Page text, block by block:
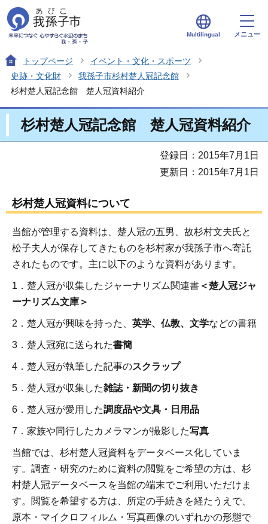
Multilingual メニュー
トップページ
イベント・文化・スポーツ
史跡・文化財
我孫子市杉村楚人冠記念館
杉村楚人冠記念館 楚人冠資料紹介
杉村楚人冠記念館 楚人冠資料紹介
登録日：2015年7月1日
更新日：2015年7月1日
杉村楚人冠資料について
当館が管理する資料は、楚人冠の五男、故杉村文夫氏と
松子夫人が保存してきたものを杉村家が我孫子市へ寄託
されたものです。主に以下のような資料があります。
1．楚人冠が収集したジャーナリズム関連書 ＜楚人冠ジャ
ーナリズム文庫＞
2．楚人冠が興味を持った、 英学、仏教、文学などの書籍
3．楚人冠宛に送られた書簡
4．楚人冠が執筆した記事のスクラップ
5．楚人冠が収集した雑誌・新聞の切り抜き
6．楚人冠が愛用した調度品や文具・日用品
7．家族や同行したカメラマンが撮影した写真
当館では、杉村楚人冠資料をデータベース化していま
す。調査・研究のために資料の閲覧をご希望の方は、杉
村楚人冠データベースを当館の端末でご利用いただけま
す。閲覧を希望する方は、所定の手続きを経たうえで、
原本・マイクロフィルム・写真画像のいずれかの形態で